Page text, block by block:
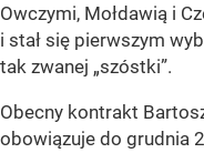
Owczymi, Mołdawią i
i stał się pierwszym
tak zwanej „szóstki”.
Obecny kontrakt
obowiązuje do grudnia